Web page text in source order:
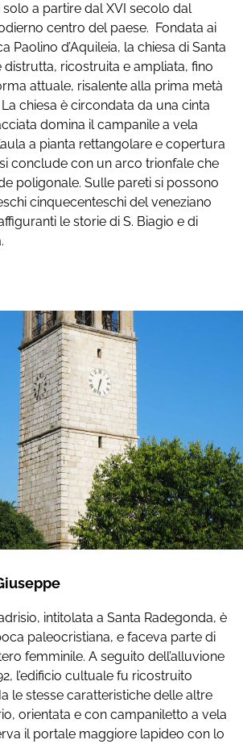
a partire dal XVI secolo dal
centro del paese. Fondata ai
Paolino d’Aquileia, la chiesa di Santa
distrutta, ricostruita e ampliata, fino
attuale, risalente alla prima metà
chiesa è circondata da una cinta
domina il campanile a vela
a pianta rettangolare e copertura
conclude con un arco trionfale che
poligonale. Sulle pareti si possono
cinquecenteschi del veneziano
le storie di S. Biagio e di
intitolata a Santa Radegonda, è
paleocristiana, e faceva parte di
femminile. A seguito dell’alluvione
l’edificio cultuale fu ricostruito
le stesse caratteristiche delle altre
orientata e con campaniletto a vela
il portale maggiore lapideo con lo